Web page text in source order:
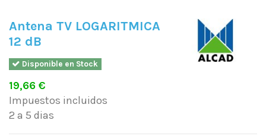
Antena TV LOGARITMICA
12 dB
Disponible en Stock
19,66 €
Impuestos incluidos
2 a 5 dias